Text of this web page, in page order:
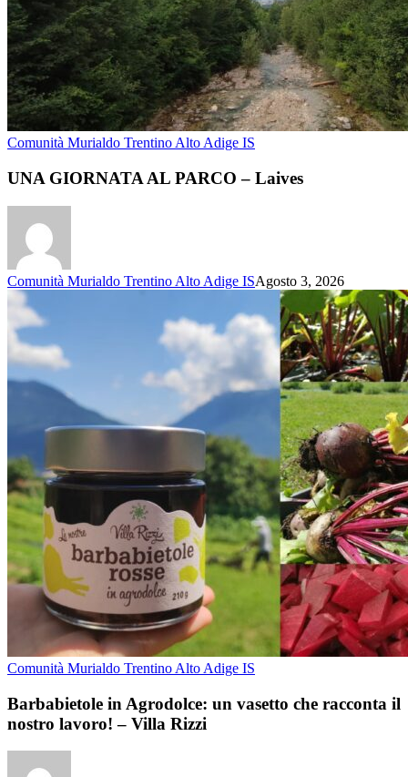
Comunità Murialdo Trentino Alto Adige IS
UNA GIORNATA AL PARCO – Laives
Comunità Murialdo Trentino Alto Adige ISAgosto 3, 2026
Comunità Murialdo Trentino Alto Adige IS
Barbabietole in Agrodolce: un vasetto che racconta il
nostro lavoro! – Villa Rizzi